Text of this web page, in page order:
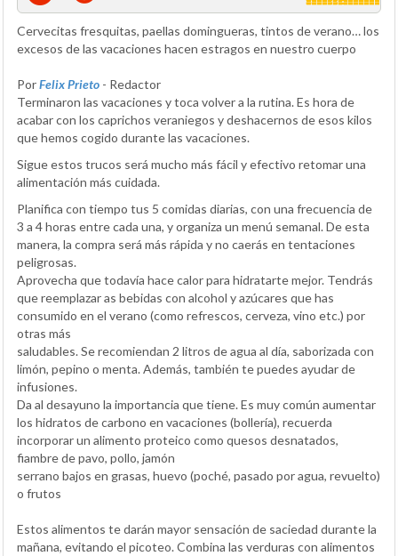
Cervecitas fresquitas, paellas domingueras, tintos de verano… los
excesos de las vacaciones hacen estragos en nuestro cuerpo
PorFelix Prieto - Redactor
Terminaron las vacaciones y toca volver a la rutina. Es hora de
acabar con los caprichos veraniegos y deshacernos de esos kilos
que hemos cogido durante las vacaciones.
Sigue estos trucos será mucho más fácil y efectivo retomar una
alimentación más cuidada.
Planifica con tiempo tus 5 comidas diarias, con una frecuencia de
3 a 4 horas entre cada una, y organiza un menú semanal. De esta
manera, la compra será más rápida y no caerás en tentaciones
peligrosas.
Aprovecha que todavía hace calor para hidratarte mejor. Tendrás
que reemplazar as bebidas con alcohol y azúcares que has
consumido en el verano (como refrescos, cerveza, vino etc.) por
otras más
saludables. Se recomiendan 2 litros de agua al día, saborizada con
limón, pepino o menta. Además, también te puedes ayudar de
infusiones.
Da al desayuno la importancia que tiene. Es muy común aumentar
los hidratos de carbono en vacaciones (bollería), recuerda
incorporar un alimento proteico como quesos desnatados,
fiambre de pavo, pollo, jamón
serrano bajos en grasas, huevo (poché, pasado por agua, revuelto)
o frutos
Estos alimentos te darán mayor sensación de saciedad durante la
mañana, evitando el picoteo. Combina las verduras con alimentos